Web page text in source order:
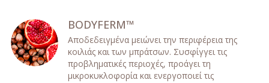
BODYFERM™
Αποδεδειγμένα μειώνει την περιφέρεια της
κοιλιάς και των μπράτσων. Συσφίγγει τις
προβληματικές περιοχές, προάγει τη
μικροκυκλοφορία και ενεργοποιεί τις